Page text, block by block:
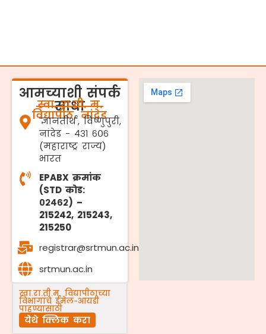
आमच्याशी संपर्क
साधा
स्वा. रा.ती. म.
विद्यापीठ, नांदेड
'ज्ञानतीर्थ', विष्णुपुरी,
नांदेड - ४३१ ६०६
(महाराष्ट्र राज्य)
भारत
EPABX क्रमांक
(STD कोड:
०२४६२) –
215242, 215243,
215250
registrar@srtmun.ac.in
srtmun.ac.in
स्वा.रा.ती.म. विद्यापीठाच्या
विभागांचे ईमेल-आयडी
पाहण्यासाठी
येथे क्लिक करा